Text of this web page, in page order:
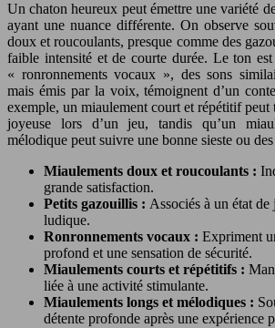
Un chaton heureux peut émettre une variété
ayant une nuance différente. On observe
doux et roucoulants, presque comme des
faible intensité et de courte durée. Le ton
« ronronnements vocaux », des sons
mais émis par la voix, témoignent d’un
exemple, un miaulement court et répétitif peut
joyeuse lors d’un jeu, tandis qu’un
mélodique peut suivre une bonne sieste ou des
Miaulements doux et roucoulants :
grande satisfaction.
Petits gazouillis : Associés à un état de
ludique.
Ronronnements vocaux : Expriment
profond et une sensation de sécurité.
Miaulements courts et répétitifs :
liée à une activité stimulante.
Miaulements longs et mélodiques :
détente profonde après une expérience